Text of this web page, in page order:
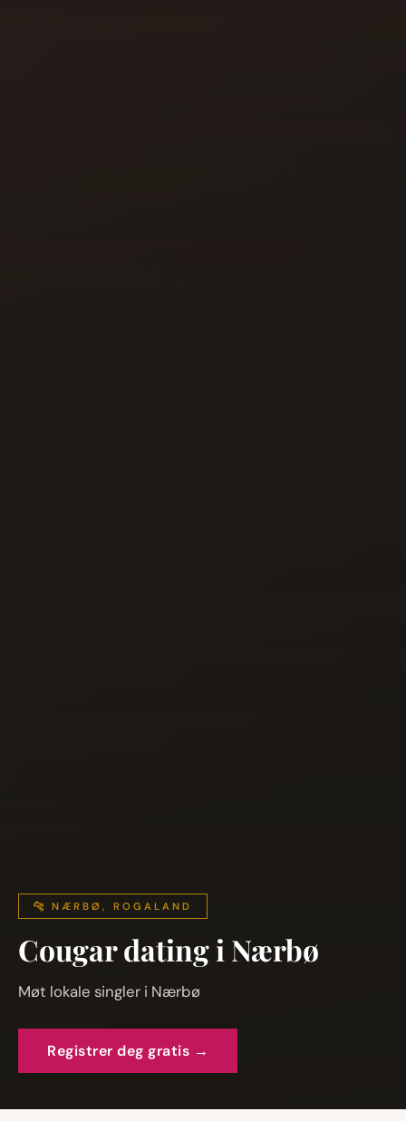
🐆 NÆRBØ, ROGALAND
Cougar dating i Nærbø
Møt lokale singler i Nærbø
Registrer deg gratis →